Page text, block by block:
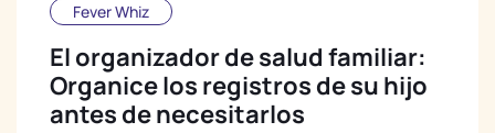
Fever Whiz
El organizador de salud familiar:
Organice los registros de su hijo
antes de necesitarlos